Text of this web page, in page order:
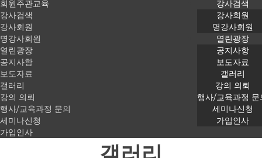
강사검색
강사회원
명강사회원
열린광장
공지사항
보도자료
갤러리
강의 의뢰
행사/교육과정 문
세미나신청
가입인사
회원주관교육
강사검색
강사회원
명강사회원
열린광장
공지사항
보도자료
갤러리
강의 의뢰
행사/교육과정 문의
세미나신청
가입인사